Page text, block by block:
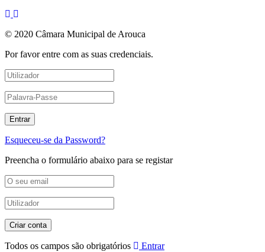
© 2020 Câmara Municipal de Arouca
Por favor entre com as suas credenciais.
Esqueceu-se da Password?
Preencha o formulário abaixo para se registar
Todos os campos são obrigatórios Entrar